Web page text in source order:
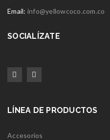
Email: info@yellowcoco.com.co
SOCIALÍZATE
LÍNEA DE PRODUCTOS
Accesorios